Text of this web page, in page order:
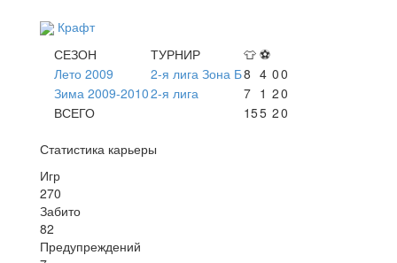
Крафт
СЕЗОН
ТУРНИР 👕 ⚽
Лето 2009
2-я лига Зона Б8 4 00
Зима 2009-20102-я лига 7 1 20
ВСЕГО
155 20
Статистика карьеры
Игр
270
Забито
82
Предупреждений